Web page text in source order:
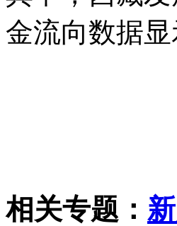
金流向数据
相关专题：